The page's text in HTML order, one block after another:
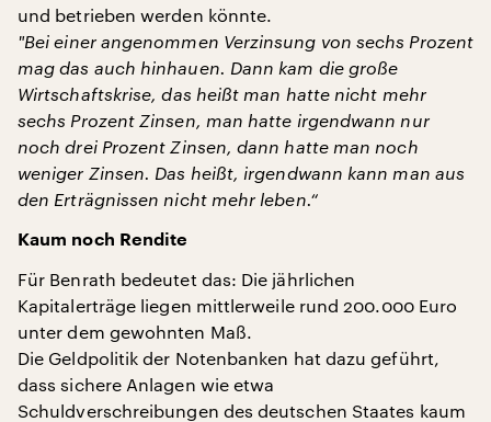
und betrieben werden könnte.
"Bei einer angenommen Verzinsung von sechs Prozent
mag das auch hinhauen. Dann kam die große
Wirtschaftskrise, das heißt man hatte nicht mehr
sechs Prozent Zinsen, man hatte irgendwann nur
noch drei Prozent Zinsen, dann hatte man noch
weniger Zinsen. Das heißt, irgendwann kann man aus
den Erträgnissen nicht mehr leben.“
Kaum noch Rendite
Für Benrath bedeutet das: Die jährlichen
Kapitalerträge liegen mittlerweile rund 200.000 Euro
unter dem gewohnten Maß.
Die Geldpolitik der Notenbanken hat dazu geführt,
dass sichere Anlagen wie etwa
Schuldverschreibungen des deutschen Staates kaum